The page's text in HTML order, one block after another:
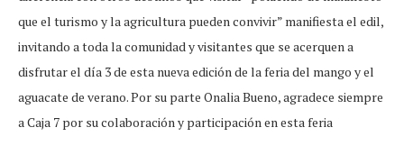
que el turismo y la agricultura pueden convivir” manifiesta el edil,
invitando a toda la comunidad y visitantes que se acerquen a
disfrutar el día 3 de esta nueva edición de la feria del mango y el
aguacate de verano. Por su parte Onalia Bueno, agradece siempre
a Caja 7 por su colaboración y participación en esta feria